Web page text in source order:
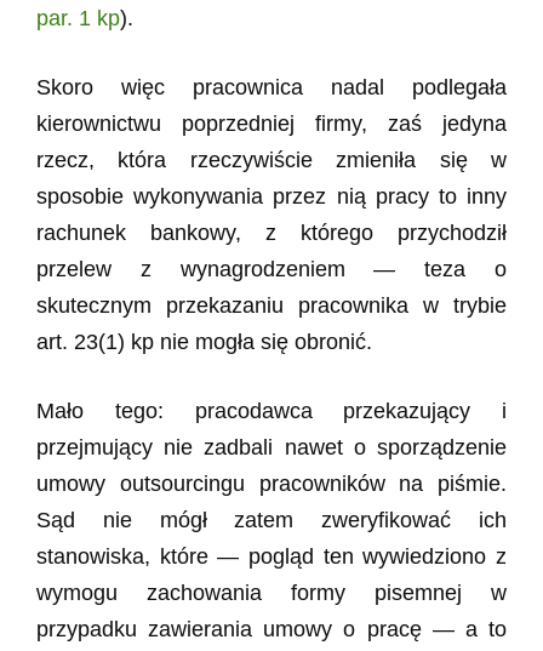
par. 1 kp).
Skoro więc pracownica nadal podlegała
kierownictwu poprzedniej firmy, zaś jedyna
rzecz, która rzeczywiście zmieniła się w
sposobie wykonywania przez nią pracy to inny
rachunek bankowy, z którego przychodził
przelew z wynagrodzeniem — teza o
skutecznym przekazaniu pracownika w trybie
art. 23(1) kp nie mogła się obronić.
Mało tego: pracodawca przekazujący i
przejmujący nie zadbali nawet o sporządzenie
umowy outsourcingu pracowników na piśmie.
Sąd nie mógł zatem zweryfikować ich
stanowiska, które — pogląd ten wywiedziono z
wymogu zachowania formy pisemnej w
przypadku zawierania umowy o pracę — a to